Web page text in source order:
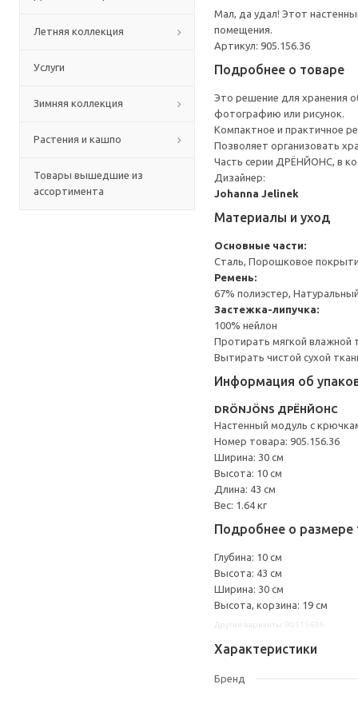
Летняя коллекция
Услуги
Зимняя коллекция
Растения и кашпо
Товары вышедшие из
ассортимента
Мал, да удал! Этот
помещения.
Артикул: 905.156.36
Подробнее о товаре
Это решение для хранения
фотографию или рисунок.
Компактное и практичное
Позволяет организовать
Часть серии ДРЁНЙОНС, в
Дизайнер:
Johanna Jelinek
Материалы и уход
Основные части:
Сталь, Порошковое
Ремень:
67% полиэстер,
Застежка-липучка:
100% нейлон
Протирать мягкой влажной
Вытирать чистой сухой
Информация об
DRÖNJÖNS ДРЁНЙОНС
Настенный модуль с
Номер товара: 905.156.36
Ширина: 30 см
Высота: 10 см
Длина: 43 см
Вес: 1.64 кг
Подробнее о размере
Глубина: 10 см
Высота: 43 см
Ширина: 30 см
Высота, корзина: 19 см
Характеристики
Бренд